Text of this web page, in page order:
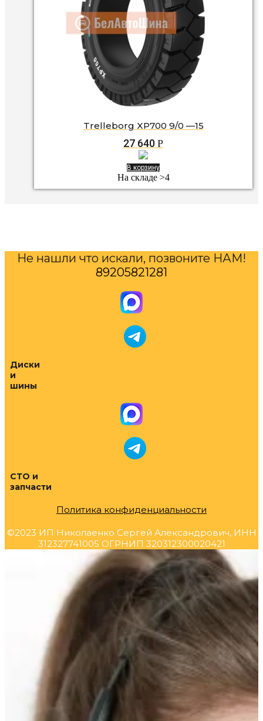
Trelleborg XP700 9/0 —15
27 640 Р
В корзину
На складе >4
Не нашли что искали, позвоните НАМ!
89205821281
Диски
и
шины
СТО и
запчасти
Политика конфиденциальности
©2023 ИП Николаенко Сергей Александрович, ИНН
312327741005 ОГРНИП 320312300020421